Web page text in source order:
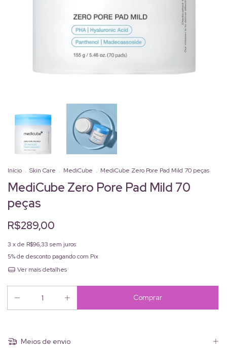
Início . Skin Care . MediCube . MediCube Zero Pore Pad Mild 70 peças
MediCube Zero Pore Pad Mild 70
peças
R$289,00
3 x de R$96,33 sem juros
5% de desconto pagando com Pix
Ver mais detalhes
Meios de envio